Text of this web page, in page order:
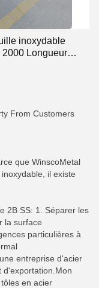
inoxydable
2000 Longueur
From Customers
que WinscoMetal
il existe
2B SS: 1. Séparer les
la surface
particulières à
entreprise d'acier
d'exportation.Mon
en acier